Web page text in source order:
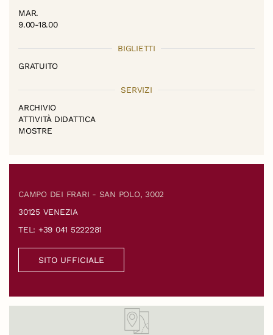
MAR.
9.00-18.00
BIGLIETTI
GRATUITO
SERVIZI
ARCHIVIO
ATTIVITÀ DIDATTICA
MOSTRE
CAMPO DEI FRARI - SAN POLO, 3002
30125 VENEZIA
TEL: +39 041 5222281
SITO UFFICIALE